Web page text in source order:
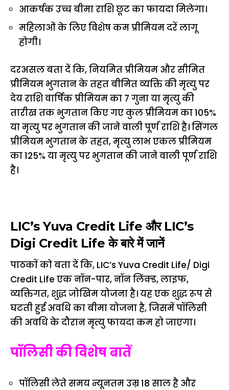
आकर्षक उच्च बीमा राशि छूट का फायदा मिलेगा।
महिलाओं के लिए विशेष कम प्रीमियम दरें लागू
हाेगी।
दरअसल बता दें कि, नियमित प्रीमियम और सीमित
प्रीमियम भुगतान के तहत बीमित व्यक्ति की मृत्यु पर
देय राशि वार्षिक प्रीमियम का 7 गुना या मृत्यु की
तारीख तक भुगतान किए गए कुल प्रीमियम का 105%
या मृत्यु पर भुगतान की जाने वाली पूर्ण राशि है। सिंगल
प्रीमियम भुगतान के तहत, मृत्यु लाभ एकल प्रीमियम
का 125% या मृत्यु पर भुगतान की जाने वाली पूर्ण राशि
है।
LIC’s Yuva Credit Life और LIC’s
Digi Credit Life के बारे में जानें
पाठकाें काे बता दें कि, LIC’s Yuva Credit Life/ Digi
Credit Life एक नॉन-पार, नॉन लिंक्ड, लाइफ,
व्यक्तिगत, शुद्ध जोखिम योजना है। यह एक शुद्ध रूप से
घटती हुई अवधि का बीमा योजना है, जिसमें पॉलिसी
की अवधि के दौरान मृत्यु फायदा कम हो जाएगा।
पॉलिसी की विशेष बातें
पॉलिसी लेते समय न्यूनतम उम्र 18 साल है और